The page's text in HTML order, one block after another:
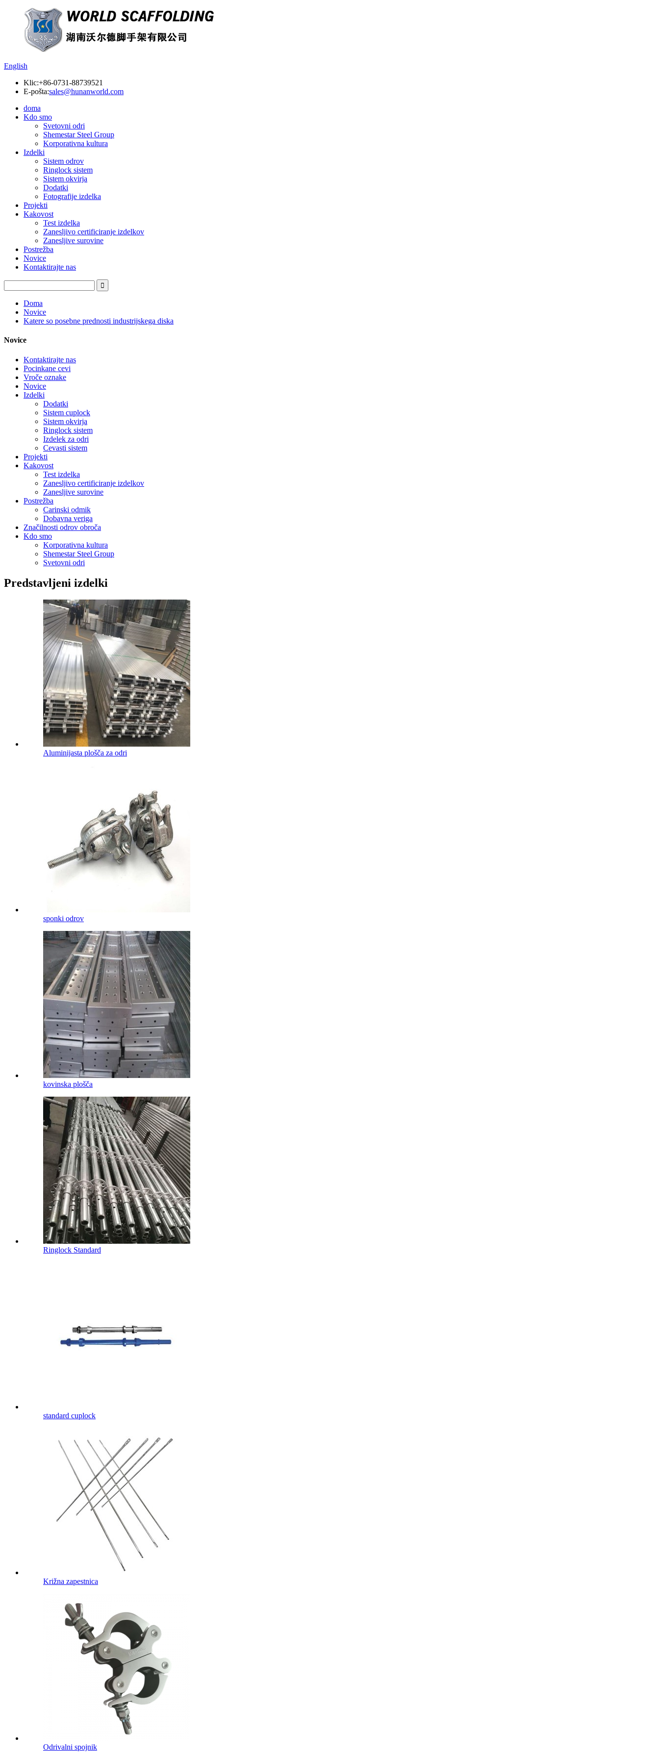
English
Klic:+86-0731-88739521
E-pošta:sales@hunanworld.com
doma
Kdo smo
Svetovni odri
Shemestar Steel Group
Korporativna kultura
Izdelki
Sistem odrov
Ringlock sistem
Sistem okvirja
Dodatki
Fotografije izdelka
Projekti
Kakovost
Test izdelka
Zanesljivo certificiranje izdelkov
Zanesljive surovine
Postrežba
Novice
Kontaktirajte nas
Doma
Novice
Katere so posebne prednosti industrijskega diska
Novice
Kontaktirajte nas
Pocinkane cevi
Vroče oznake
Novice
Izdelki
Dodatki
Sistem cuplock
Sistem okvirja
Ringlock sistem
Izdelek za odri
Cevasti sistem
Projekti
Kakovost
Test izdelka
Zanesljivo certificiranje izdelkov
Zanesljive surovine
Postrežba
Carinski odmik
Dobavna veriga
Značilnosti odrov obroča
Kdo smo
Korporativna kultura
Shemestar Steel Group
Svetovni odri
Predstavljeni izdelki
Aluminijasta plošča za odri
sponki odrov
kovinska plošča
Ringlock Standard
standard cuplock
Križna zapestnica
Odrivalni spojnik